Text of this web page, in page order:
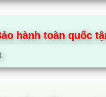
hành toàn quốc